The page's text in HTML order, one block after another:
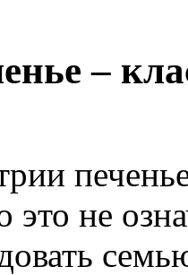
–
не